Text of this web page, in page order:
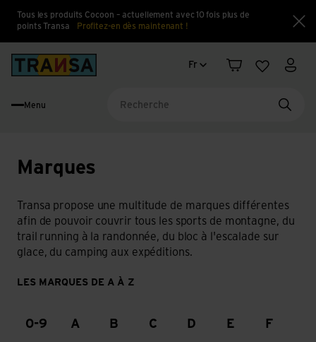
Tous les produits Cocoon – actuellement avec 10 fois plus de
points Transa
Profitez-en dès maintenant !
Changement de langue
Fr
PanierListe Mon
Menu
Marques
Transa propose une multitude de marques différentes
afin de pouvoir couvrir tous les sports de montagne, du
trail running à la randonnée, du bloc à l'escalade sur
glace, du camping aux expéditions.
LES MARQUES DE A À Z
0-9 A B C D E F